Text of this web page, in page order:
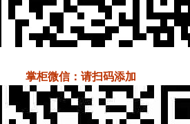
掌柜微信：请扫码添加